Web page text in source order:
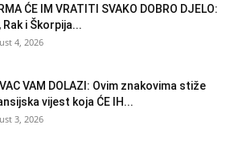
ĆE IM VRATITI SVAKO DOBRO DJELO:
Rak i Škorpija...
4, 2026
VAM DOLAZI: Ovim znakovima stiže
vijest koja ĆE IH...
3, 2026